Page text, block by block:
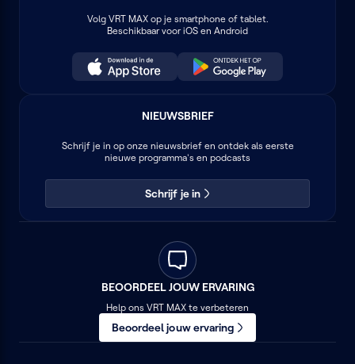
Volg VRT MAXop je smartphone of tablet.
Beschikbaar voor iOS en Android
NIEUWSBRIEF
Schrijf je in op onze nieuwsbrief en ontdek als eerste
nieuwe programma's en podcasts
Schrijf je in
BEOORDEEL JOUW ERVARING
Help ons VRT MAX te verbeteren
Beoordeel jouw ervaring